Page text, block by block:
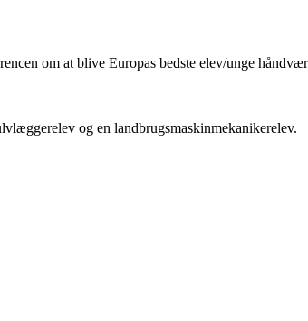
om at blive Europas bedste elev/unge
og en landbrugsmaskinmekanikerelev.